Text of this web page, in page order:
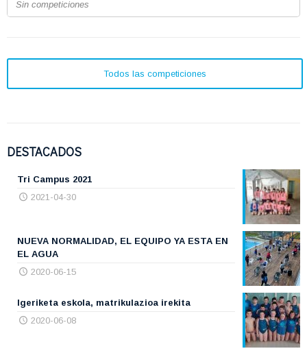
Sin competiciones
Todos las competiciones
DESTACADOS
Tri Campus 2021
2021-04-30
NUEVA NORMALIDAD, EL EQUIPO YA ESTA EN
EL AGUA
2020-06-15
Igeriketa eskola, matrikulazioa irekita
2020-06-08